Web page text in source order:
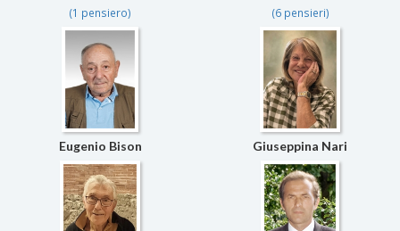
(1 pensiero)
(6 pensieri)
Eugenio Bison Giuseppina Nari